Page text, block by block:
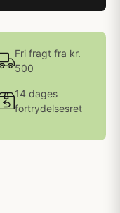
Fri fragt fra kr.
500
14 dages
fortrydelsesret